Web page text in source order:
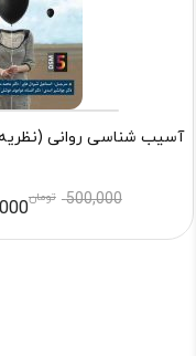
آسیب شناسی روانی
500,000 تومان